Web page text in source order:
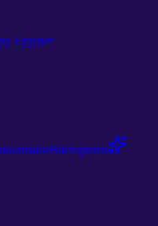
Ерудит
Вікторини